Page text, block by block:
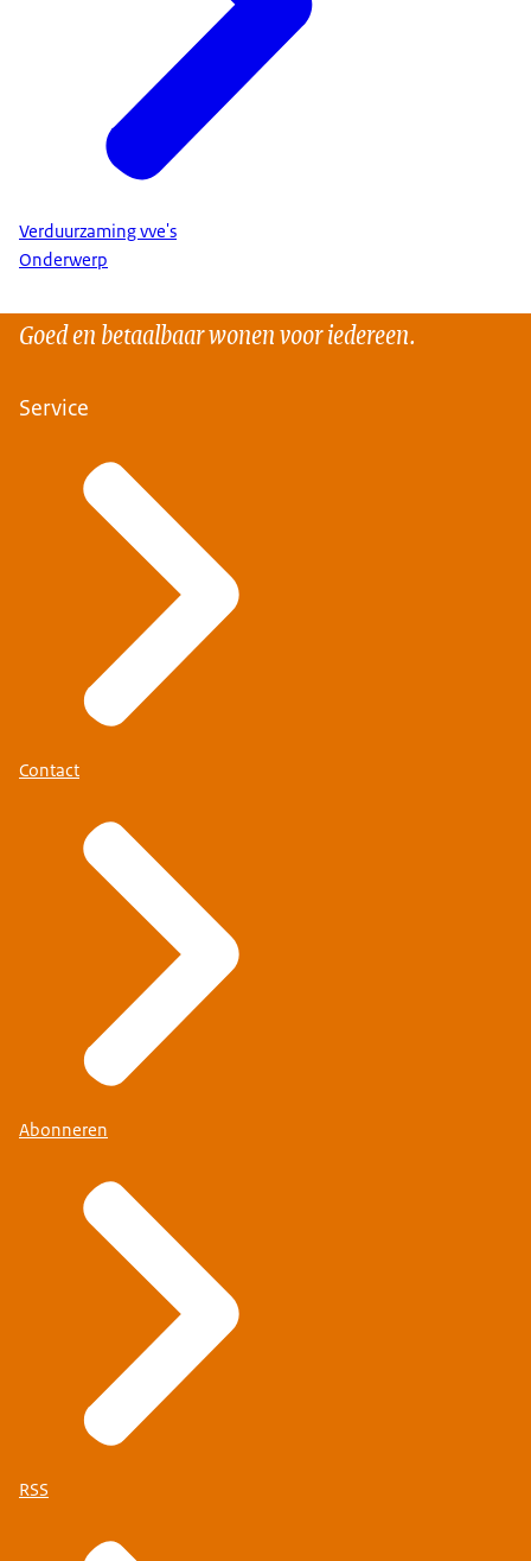
Verduurzaming vve's
Onderwerp
Goed en betaalbaar wonen voor iedereen.
Service
Contact
Abonneren
RSS